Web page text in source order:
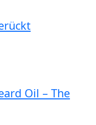
Oil – The